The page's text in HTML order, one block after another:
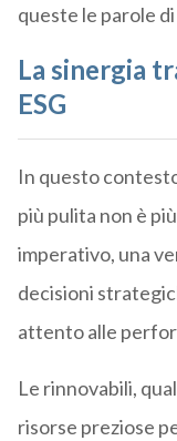
queste le parole
La sinergia
ESG
In questo
più pulita non è
imperativo, una
decisioni
attento alle
Le rinnovabili,
risorse preziose